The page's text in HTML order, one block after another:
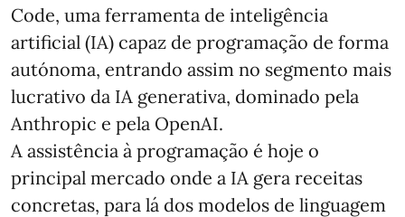
Code, uma ferramenta de inteligência
artificial (IA) capaz de programação de forma
autónoma, entrando assim no segmento mais
lucrativo da IA generativa, dominado pela
Anthropic e pela OpenAI.
A assistência à programação é hoje o
principal mercado onde a IA gera receitas
concretas, para lá dos modelos de linguagem